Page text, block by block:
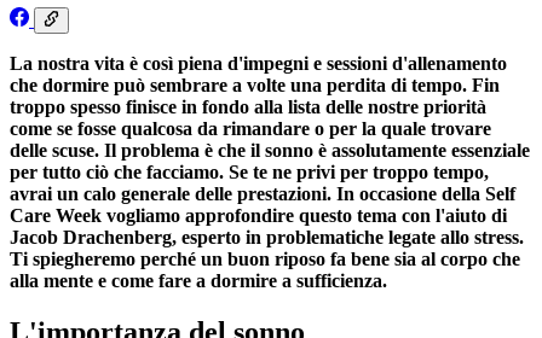
La nostra vita è così piena d'impegni e sessioni d'allenamento
che dormire può sembrare a volte una perdita di tempo. Fin
troppo spesso finisce in fondo alla lista delle nostre priorità
come se fosse qualcosa da rimandare o per la quale trovare
delle scuse. Il problema è che il sonno è assolutamente essenziale
per tutto ciò che facciamo. Se te ne privi per troppo tempo,
avrai un calo generale delle prestazioni. In occasione della Self
Care Week vogliamo approfondire questo tema con l'aiuto di
Jacob Drachenberg, esperto in problematiche legate allo stress.
Ti spiegheremo perché un buon riposo fa bene sia al corpo che
alla mente e come fare a dormire a sufficienza.